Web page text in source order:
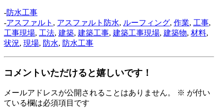
-防水工事
-アスファルト , アスファルト防水, ルーフィング, 作業, 工事,
工事現場, 工法, 建築, 建築工事, 建築工事現場, 建築物, 材料,
状況, 現場, 防水, 防水工事
コメントいただけると嬉しいです！
メールアドレスが公開されることはありません。 ※ が付い
ている欄は必須項目です